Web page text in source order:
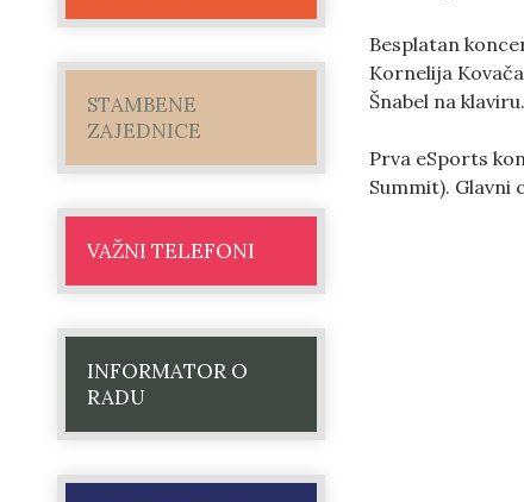
STAMBENE
ZAJEDNICE
VAŽNI TELEFONI
INFORMATOR O
RADU
Besplatan
Kornelija
Šnabel na klaviru.
Prva eSports
Summit). Glavni